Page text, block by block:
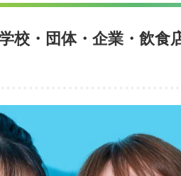
校・団体・企業・飲